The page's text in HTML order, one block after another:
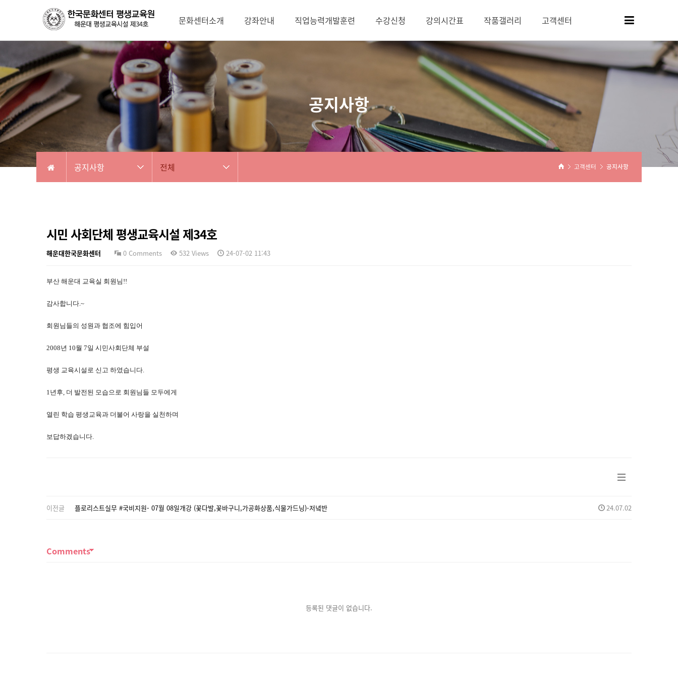
문화센터소개 강좌안내 직업능력개발훈련 수강신청 강의시간표 작품갤러리 고객센터
공지사항
공지사항 전체 고객센터 공지사항
시민 사회단체 평생교육시설 제34호
해운대한국문화센터 0 Comments 532 Views 24-07-02 11:43
부산 해운대 교육실 회원님!!
감사합니다.~
회원님들의 성원과 협조에 힘입어
2008년 10월 7일 시민사회단체 부설
평생 교육시설로 신고 하였습니다.
1년후, 더 발전된 모습으로 회원님들 모두에게
열린 학습 평생교육과 더불어 사랑을 실천하며
보답하겠습니다.
이전글 플로리스트실무 #국비지원- 07월 08일개강 (꽃다발,꽃바구니,가공화상품,식물가드닝)-저녘반 24.07.02
Comments
등록된 댓글이 없습니다.